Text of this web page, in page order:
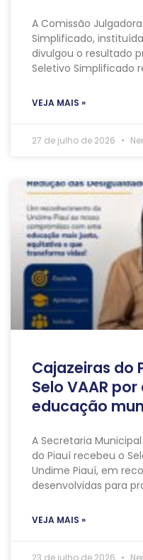
A Comissão
Simplificado,
divulgou o resultado
Seletivo Simplificado
VEJA MAIS »
27 de julho de 2026
Cajazeiras do
Selo VAAR
educação
A Secretaria
do Piauí recebeu o
Undime Piauí, em
desenvolvidas para
VEJA MAIS »
23 de julho de 2026